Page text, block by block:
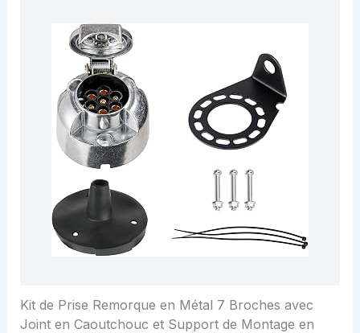
Kit de Prise Remorque en Métal 7 Broches avec
Joint en Caoutchouc et Support de Montage en